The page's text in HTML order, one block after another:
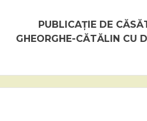
PUBLICAȚIE DE
GHEORGHE-CĂTĂLIN CU